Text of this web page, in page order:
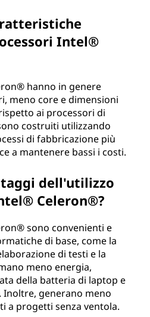
Intel®
hanno in genere
meno core e dimensioni
ai processori di
costruiti utilizzando
di fabbricazione più
a mantenere bassi i costi.
dell'utilizzo
Celeron®?
sono convenienti e
di base, come la
di testi e la
meno energia,
della batteria di laptop e
generano meno
a progetti senza ventola.